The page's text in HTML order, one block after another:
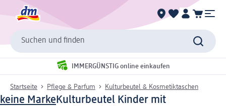
Suchen und finden
IMMERGÜNSTIG online einkaufen
Startseite Pflege & Parfum Kulturbeutel & Kosmetiktaschen
keine Marke Kulturbeutel Kinder mit